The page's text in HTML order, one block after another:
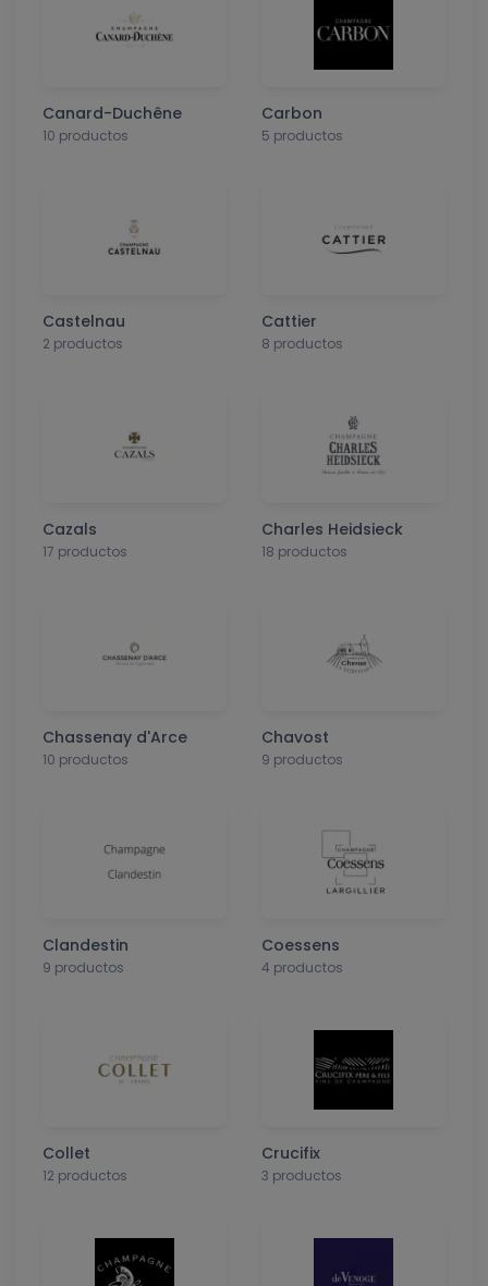
Canard-Duchêne
10 productos
Carbon
5 productos
Castelnau
2 productos
Cattier
8 productos
Cazals
17 productos
Charles Heidsieck
18 productos
Chassenay d'Arce
10 productos
Chavost
9 productos
Clandestin
9 productos
Coessens
4 productos
Collet
12 productos
Crucifix
3 productos